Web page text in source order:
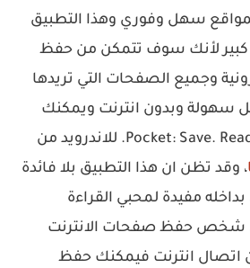
سهل وفوري وهذا التطبيق
لأنك سوف تتمكن من حفظ
وجميع الصفحات التي تريدها
سهولة وبدون انترنت ويمكنك
، وقد تظن ان هذا التطبيق بلا فائدة
مفيدة لمحبي القراءة
شخص حفظ صفحات الانترنت
اتصال انترنت فيمكنك حفظ